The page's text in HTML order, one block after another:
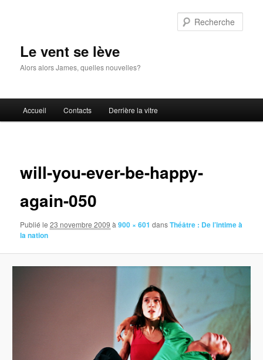
Le vent se lève
Alors alors James, quelles nouvelles?
principal
Accueil Contacts Derrière la vitre
will-you-ever-be-happy-
again-050
Publié le23 novembre 2009 à900 × 601 dansThéâtre : De l’intime à
la nation